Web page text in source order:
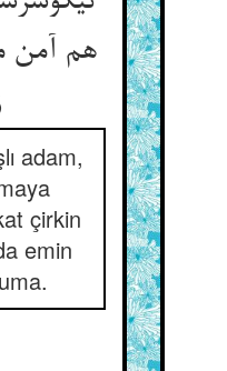
هم آمن
adam,
çirkin
emin